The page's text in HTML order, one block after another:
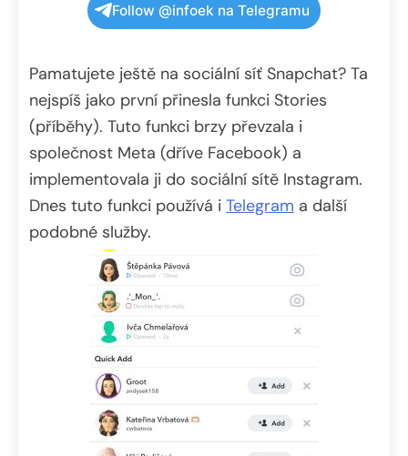
Follow @infoek na Telegramu
Pamatujete ještě na sociální síť Snapchat? Ta
nejspíš jako první přinesla funkci Stories
(příběhy). Tuto funkci brzy převzala i
společnost Meta (dříve Facebook) a
implementovala ji do sociální sítě Instagram.
Dnes tuto funkci používá i Telegram a další
podobné služby.